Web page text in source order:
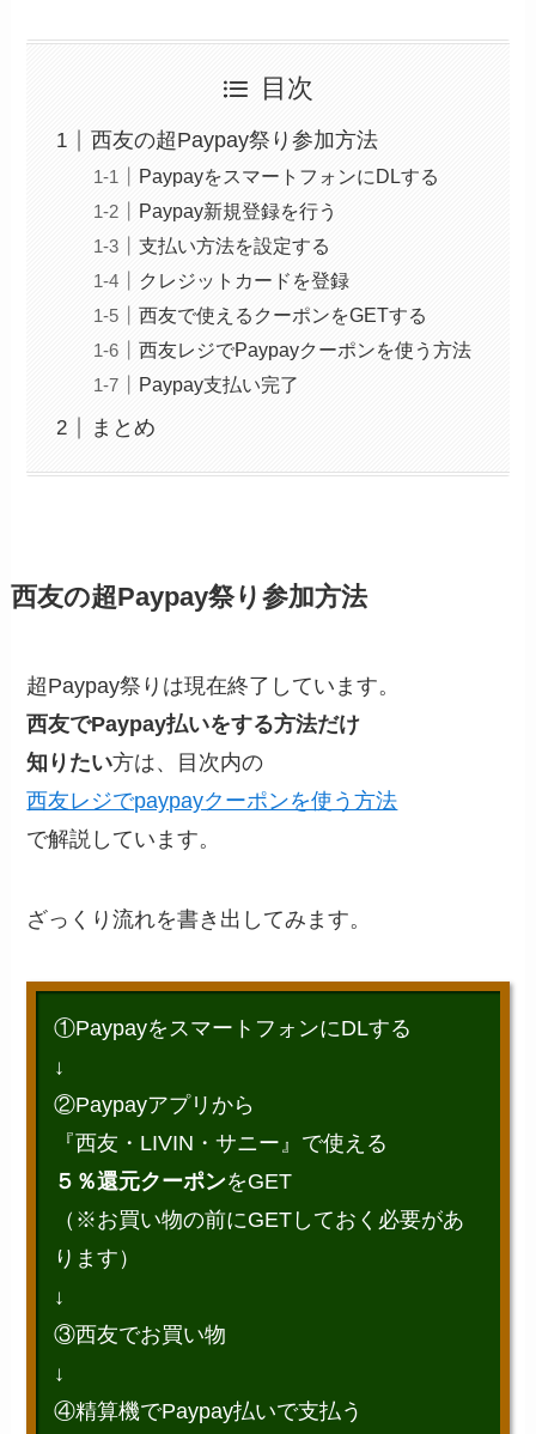
目次
西友の超Paypay祭り参加方法
PaypayをスマートフォンにDLする
Paypay新規登録を行う
支払い方法を設定する
クレジットカードを登録
西友で使えるクーポンをGETする
西友レジでPaypayクーポンを使う方法
Paypay支払い完了
まとめ
西友の超Paypay祭り参加方法
超Paypay祭りは現在終了しています。
西友でPaypay払いをする方法だけ
知りたい方は、目次内の
西友レジでpaypayクーポンを使う方法
で解説しています。
ざっくり流れを書き出してみます。
①PaypayをスマートフォンにDLする
↓
②Paypayアプリから
『西友・LIVIN・サニー』で使える
５％還元クーポンをGET
（※お買い物の前にGETしておく必要があ
ります）
↓
③西友でお買い物
↓
④精算機でPaypay払いで支払う